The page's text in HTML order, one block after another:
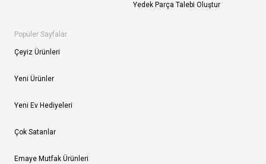
Yedek Parça Talebi Oluştur
Popüler Sayfalar
Çeyiz Ürünleri
Yeni Ürünler
Yeni Ev Hediyeleri
Çok Satanlar
Emaye Mutfak Ürünleri